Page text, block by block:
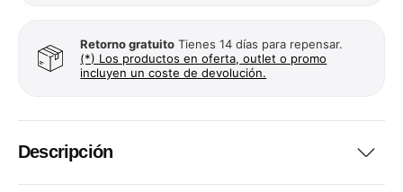
Retorno gratuito Tienes 14 días para repensar.
(*) Los productos en oferta, outlet o promo
incluyen un coste de devolución.
Descripción